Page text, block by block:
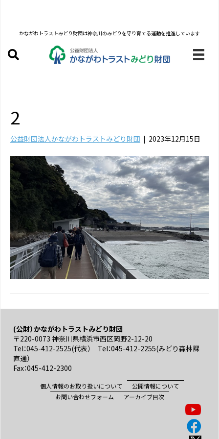
かながわトラストみどり財団は神奈川のみどりを守り育てる運動を推進しています
2
公益財団法人かながわトラストみどり財団 | 2023年12月15日
(公財）かながわトラストみどり財団
〒220-0073 神奈川県横浜市西区岡野2-12-20
Tel：045-412-2525(代表） Tel：045-412-2255(みどり森林課
直通）
Fax：045-412-2300
個人情報のお取り扱いについて
公開情報について
お問い合わせフォーム
アーカイブ目次